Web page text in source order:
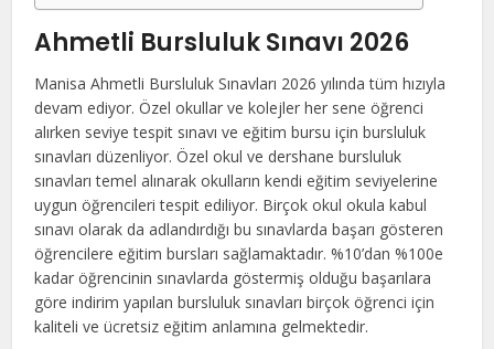
Ahmetli Bursluluk Sınavı 2026
Manisa Ahmetli Bursluluk Sınavları 2026 yılında tüm hızıyla
devam ediyor. Özel okullar ve kolejler her sene öğrenci
alırken seviye tespit sınavı ve eğitim bursu için bursluluk
sınavları düzenliyor. Özel okul ve dershane bursluluk
sınavları temel alınarak okulların kendi eğitim seviyelerine
uygun öğrencileri tespit ediliyor. Birçok okul okula kabul
sınavı olarak da adlandırdığı bu sınavlarda başarı gösteren
öğrencilere eğitim bursları sağlamaktadır. %10’dan %100e
kadar öğrencinin sınavlarda göstermiş olduğu başarılara
göre indirim yapılan bursluluk sınavları birçok öğrenci için
kaliteli ve ücretsiz eğitim anlamına gelmektedir.